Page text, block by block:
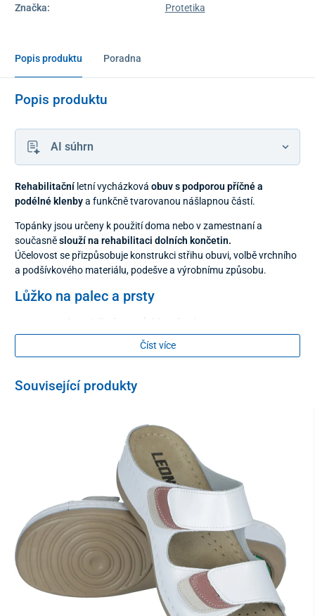
Značka:
Protetika
Popis produktu Poradna
Popis produktu
AI súhrn
Rehabilitační letní vycházková obuv s podporou příčné a
podélné klenbya funkčně tvarovanou nášlapnou částí.
Topánky jsou určeny k použití doma nebo v zamestnaní a
současněslouží na rehabilitaci dolních končetin.
Účelovost se přizpůsobuje konstrukci střihu obuvi, volbě vrchního
a podšívkového materiálu, podešve a výrobnímu způsobu.
Lůžko na palec a prsty
aktivně napravuje vybočený palec
zmírňuje otřesy při chůzi a zabraňuje vybočení paty
Složení
svršek – přírodní kůža
stélka – mikrovlákno
vnitřnípodšívka – přírodní textílie
Číst více
Související produkty